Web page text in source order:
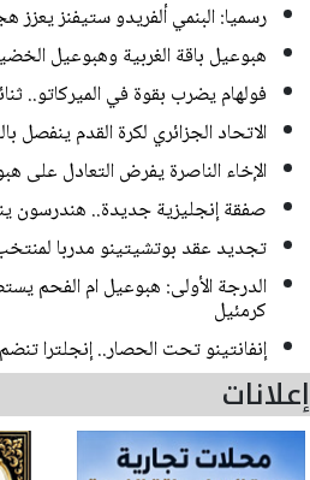
رسميا: البنمي ألفريدو ستيفنز يعزز
هبوعيل باقة الغربية وهبوعيل
فولهام يضرب بقوة في الميركاتو..
الاتحاد الجزائري لكرة القدم
الإخاء الناصرة يفرض التعادل على
صفقة إنجليزية جديدة.. هندرسون
تجديد عقد بوتشيتينو مدربا لمنتخب
الدرجة الأولى: هبوعيل ام الفحم
كرمئيل
إنفانتينو تحت الحصار.. إنجلترا
إعلانات